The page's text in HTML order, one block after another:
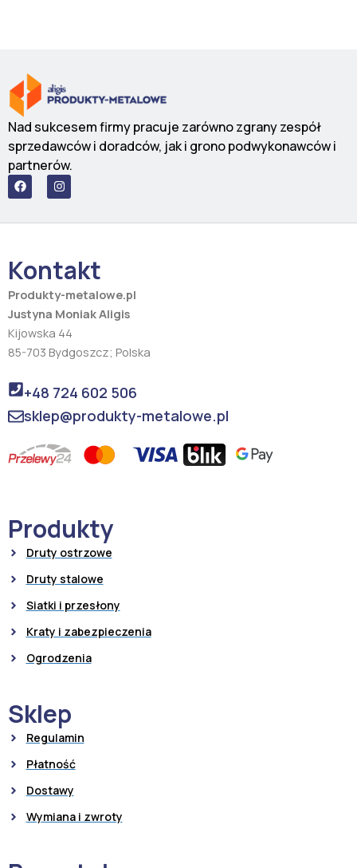
Nad sukcesem firmy pracuje zarówno zgrany zespół
sprzedawców i doradców, jak i grono podwykonawców i
partnerów.
F
a
c
b
k
I
n
s
a
a
m
Kontakt
Produkty-metalowe.pl
Justyna Moniak Aligis
Kijowska 44
85-703 Bydgoszcz; Polska
+48 724 602 506
sklep@produkty-metalowe.pl
Produkty
Druty ostrzowe
Druty stalowe
Siatki i przesłony
Kraty i zabezpieczenia
Ogrodzenia
Sklep
Regulamin
Płatność
Dostawy
Wymiana i zwroty